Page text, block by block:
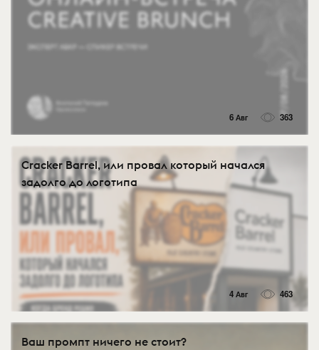
6 Авг 363
Cracker Barrel, или провал который начался
задолго до логотипа
4 Авг 463
Ваш промпт ничего не стоит?